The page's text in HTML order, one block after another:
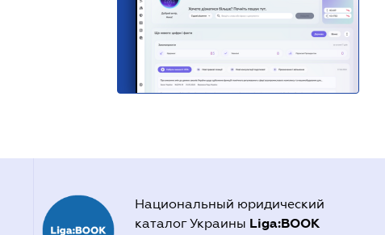
Национальный юридический
каталог Украины Liga:BOOK